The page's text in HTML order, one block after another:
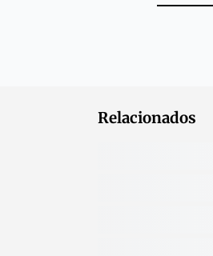
Relacionados